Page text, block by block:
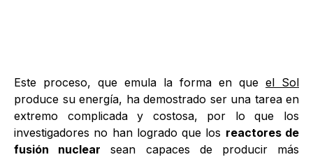
Este proceso, que emula la forma en que el Sol
produce su energía, ha demostrado ser una tarea en
extremo complicada y costosa, por lo que los
investigadores no han logrado que los reactores de
fusión nuclear sean capaces de producir más